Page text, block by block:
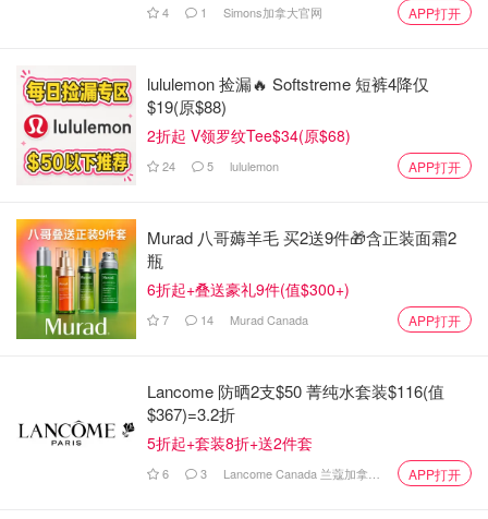
4 1 Simons加拿大官网 APP打开
lululemon 捡漏🔥 Softstreme 短裤4降仅
$19(原$88)
2折起 V领罗纹Tee$34(原$68)
24 5 lululemon APP打开
Murad 八哥薅羊毛 买2送9件🎁含正装面霜2
瓶
6折起+叠送豪礼9件(值$300+)
7 14 Murad Canada APP打开
Lancome 防晒2支$50 菁纯水套装$116(值
$367)=3.2折
5折起+套装8折+送2件套
6 3 Lancome Canada 兰蔻加拿大官网 APP打开